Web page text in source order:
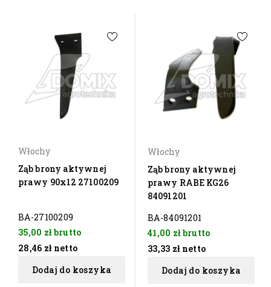
Włochy
Ząb brony aktywnej
prawy 90x12 27100209
BA-27100209
35,00 złbrutto
28,46 zł netto
Dodaj do koszyka
Włochy
Ząb brony aktywnej
prawy RABE KG26
84091201
BA-84091201
41,00 złbrutto
33,33 zł netto
Dodaj do koszyka